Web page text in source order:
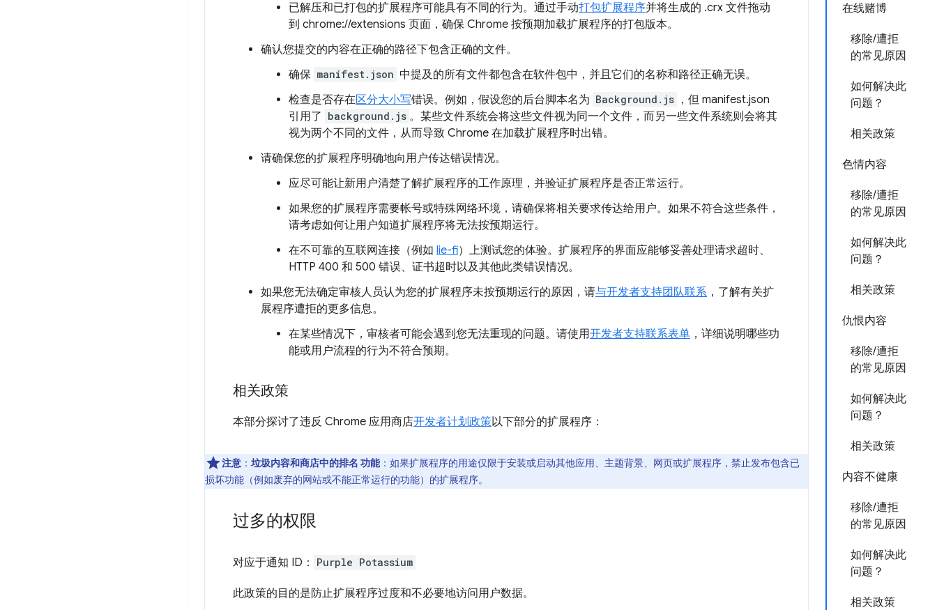
在线赌博
移除/遭拒
的常见原因
如何解决此
问题？
相关政策
色情内容
移除/遭拒
的常见原因
如何解决此
问题？
相关政策
仇恨内容
移除/遭拒
的常见原因
如何解决此
问题？
相关政策
内容不健康
移除/遭拒
的常见原因
如何解决此
问题？
相关政策
已解压和已打包的扩展程序可能具有不同的行为。通过手动打包扩展程序并将生成的 .crx 文件拖动
到 chrome://extensions 页面，确保 Chrome 按预期加载扩展程序的打包版本。
确认您提交的内容在正确的路径下包含正确的文件。
确保 manifest.json 中提及的所有文件都包含在软件包中，并且它们的名称和路径正确无误。
检查是否存在区分大小写错误。例如，假设您的后台脚本名为 Background.js ，但 manifest.json
引用了 background.js 。某些文件系统会将这些文件视为同一个文件，而另一些文件系统则会将其
视为两个不同的文件，从而导致 Chrome 在加载扩展程序时出错。
请确保您的扩展程序明确地向用户传达错误情况。
应尽可能让新用户清楚了解扩展程序的工作原理，并验证扩展程序是否正常运行。
如果您的扩展程序需要帐号或特殊网络环境，请确保将相关要求传达给用户。如果不符合这些条件，
请考虑如何让用户知道扩展程序将无法按预期运行。
在不可靠的互联网连接（例如 lie-fi）上测试您的体验。扩展程序的界面应能够妥善处理请求超时、
HTTP 400 和 500 错误、证书超时以及其他此类错误情况。
如果您无法确定审核人员认为您的扩展程序未按预期运行的原因，请与开发者支持团队联系 ，了解有关扩
展程序遭拒的更多信息。
在某些情况下，审核者可能会遇到您无法重现的问题。请使用开发者支持联系表单 ，详细说明哪些功
能或用户流程的行为不符合预期。
相关政策
本部分探讨了违反 Chrome 应用商店开发者计划政策以下部分的扩展程序：
注意 ： 垃圾内容和商店中的排名 功能：如果扩展程序的用途仅限于安装或启动其他应用、主题背景、网页或扩展程序，禁止发布包含已
损坏功能（例如废弃的网站或不能正常运行的功能）的扩展程序。
过多的权限
对应于通知 ID： Purple Potassium
此政策的目的是防止扩展程序过度和不必要地访问用户数据。